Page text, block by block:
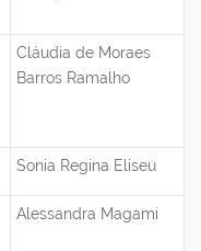
Cláudia de Moraes
Barros Ramalho
Sonia Regina Eliseu
Alessandra Magami